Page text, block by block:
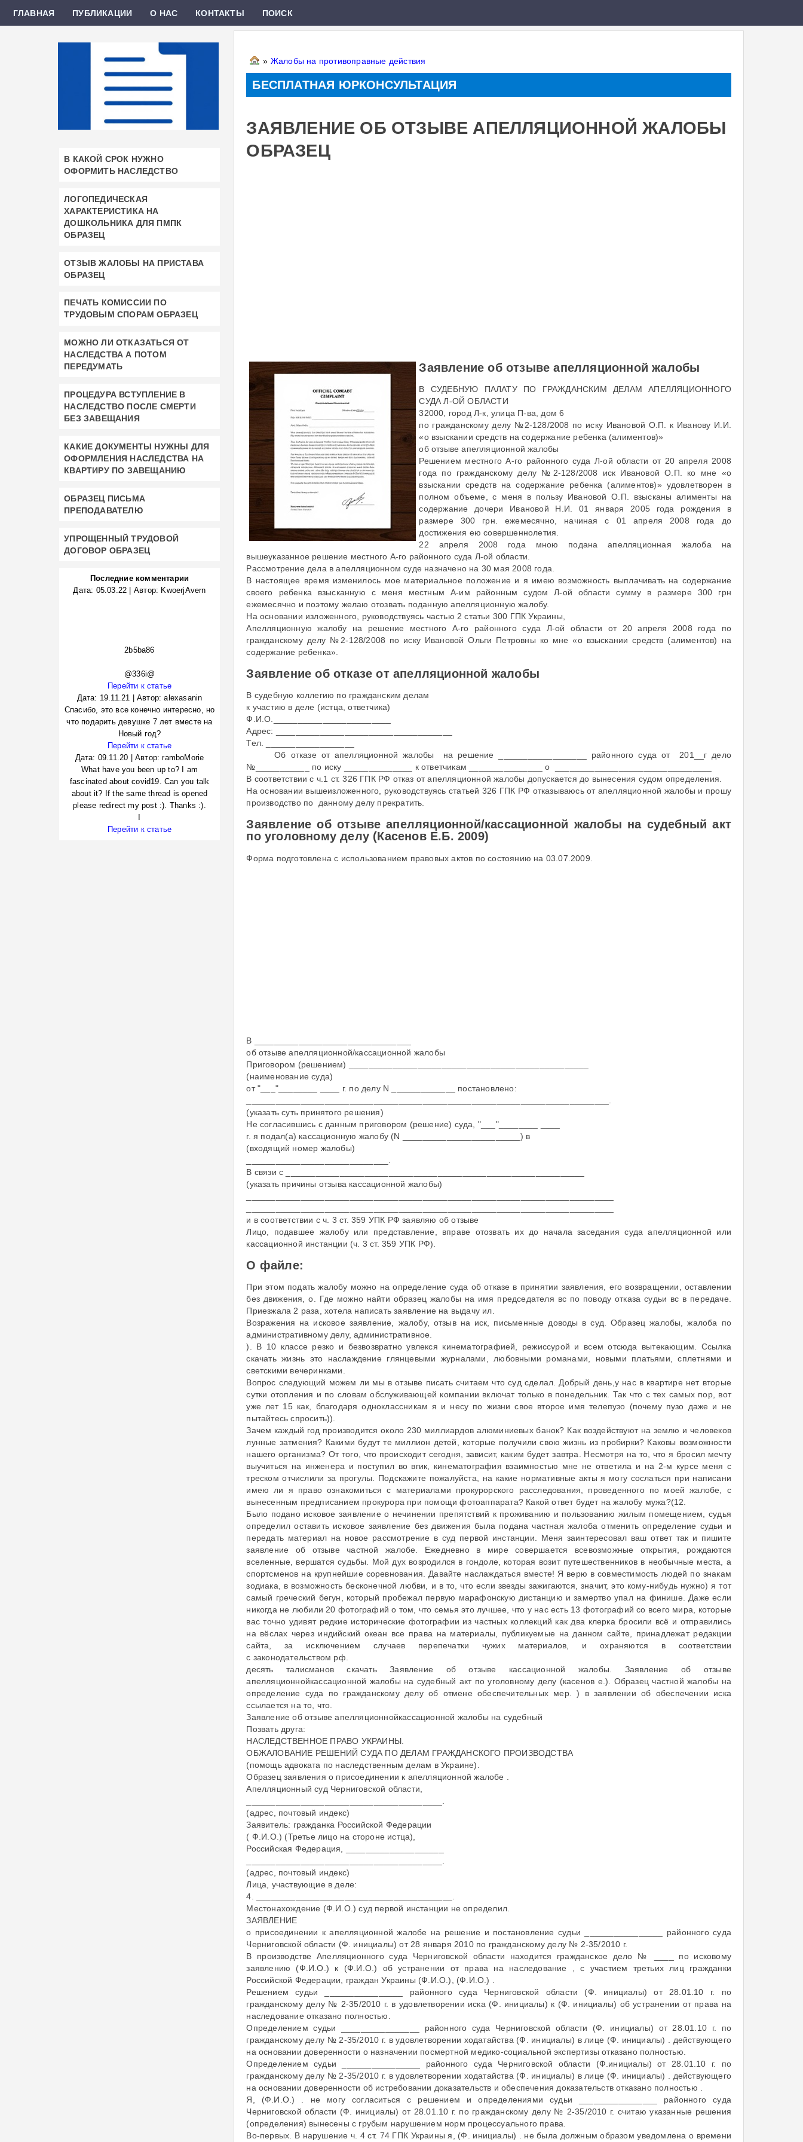
» Жалобы на противоправные действия
БЕСПЛАТНАЯ ЮРКОНСУЛЬТАЦИЯ
ЗАЯВЛЕНИЕ ОБ ОТЗЫВЕ АПЕЛЛЯЦИОННОЙ ЖАЛОБЫ
ОБРАЗЕЦ
Заявление об отзыве апелляционной жалобы
В СУДЕБНУЮ ПАЛАТУ ПО ГРАЖДАНСКИМ ДЕЛАМ АПЕЛЛЯЦИОННОГО
СУДА Л-ОЙ ОБЛАСТИ
32000, город Л-к, улица П-ва, дом 6
по гражданскому делу №2-128/2008 по иску Ивановой О.П. к Иванову И.И.
«о взыскании средств на содержание ребенка (алиментов)»
об отзыве апелляционной жалобы
Решением местного А-го районного суда Л-ой области от 20 апреля 2008
года по гражданскому делу №2-128/2008 иск Ивановой О.П. ко мне «о
взыскании средств на содержание ребенка (алиментов)» удовлетворен в
полном объеме, с меня в пользу Ивановой О.П. взысканы алименты на
содержание дочери Ивановой Н.И. 01 января 2005 года рождения в
размере 300 грн. ежемесячно, начиная с 01 апреля 2008 года до
достижения ею совершеннолетия.
22 апреля 2008 года мною подана апелляционная жалоба на
вышеуказанное решение местного А-го районного суда Л-ой области.
Рассмотрение дела в апелляционном суде назначено на 30 мая 2008 года.
В настоящее время изменилось мое материальное положение и я имею возможность выплачивать на содержание
своего ребенка взысканную с меня местным А-им районным судом Л-ой области сумму в размере 300 грн
ежемесячно и поэтому желаю отозвать поданную апелляционную жалобу.
На основании изложенного, руководствуясь частью 2 статьи 300 ГПК Украины,
Апелляционную жалобу на решение местного А-го районного суда Л-ой области от 20 апреля 2008 года по
гражданскому делу №2-128/2008 по иску Ивановой Ольги Петровны ко мне «о взыскании средств (алиментов) на
содержание ребенка».
Заявление об отказе от апелляционной жалобы
В судебную коллегию по гражданским делам
к участию в деле (истца, ответчика)
Ф.И.О.________________________
Адрес: ____________________________________
Тел. __________________
Об отказе от апелляционной жалобы на решение __________________ районного суда от 201__г дело
№___________ по иску ______________ к ответчикам _______________ о ________________________________
В соответствии с ч.1 ст. 326 ГПК РФ отказ от апелляционной жалобы допускается до вынесения судом определения.
На основании вышеизложенного, руководствуясь статьей 326 ГПК РФ отказываюсь от апелляционной жалобы и прошу
производство по данному делу прекратить.
Заявление об отзыве апелляционной/кассационной жалобы на судебный акт
по уголовному делу (Касенов Е.Б. 2009)
Форма подготовлена с использованием правовых актов по состоянию на 03.07.2009.
В ________________________________
об отзыве апелляционной/кассационной жалобы
Приговором (решением) _________________________________________________
(наименование суда)
от "___"________ ____ г. по делу N _____________ постановлено:
(указать суть принятого решения)
Не согласившись с данным приговором (решение) суда, "___"________ ____
г. я подал(а) кассационную жалобу (N ________________________) в
(входящий номер жалобы)
В связи с _____________________________________________________________
(указать причины отзыва кассационной жалобы)
и в соответствии с ч. 3 ст. 359 УПК РФ заявляю об отзыве
Лицо, подавшее жалобу или представление, вправе отозвать их до начала заседания суда апелляционной или
кассационной инстанции (ч. 3 ст. 359 УПК РФ).
О файле:
При этом подать жалобу можно на определение суда об отказе в принятии заявления, его возвращении, оставлении
без движения, о. Где можно найти образец жалобы на имя председателя вс по поводу отказа судьи вс в передаче.
Приезжала 2 раза, хотела написать заявление на выдачу ил.
Возражения на исковое заявление, жалобу, отзыв на иск, письменные доводы в суд. Образец жалобы, жалоба по
административному делу, административное.
). В 10 классе резко и безвозвратно увлекся кинематографией, режиссурой и всем отсюда вытекающим. Ссылка
скачать жизнь это наслаждение глянцевыми журналами, любовными романами, новыми платьями, сплетнями и
светскими вечеринками.
Вопрос следующий можем ли мы в отзыве писать считаем что суд сделал. Добрый день,у нас в квартире нет вторые
сутки отопления и по словам обслуживающей компании включат только в понедельник. Так что с тех самых пор, вот
уже лет 15 как, благодаря одноклассникам я и несу по жизни свое второе имя телепузо (почему пузо даже и не
пытайтесь спросить)).
Зачем каждый год производится около 230 миллиардов алюминиевых банок? Как воздействуют на землю и человеков
лунные затмения? Какими будут те миллион детей, которые получили свою жизнь из пробирки? Каковы возможности
нашего организма? От того, что происходит сегодня, зависит, каким будет завтра. Несмотря на то, что я бросил мечту
выучиться на инженера и поступил во вгик, кинематография взаимностью мне не ответила и на 2-м курсе меня с
треском отчислили за прогулы. Подскажите пожалуйста, на какие нормативные акты я могу сослаться при написани
имею ли я право ознакомиться с материалами прокурорского расследования, проведенного по моей жалобе, с
вынесенным предписанием прокурора при помощи фотоаппарата? Какой ответ будет на жалобу мужа?(12.
Было подано исковое заявление о нечинении препятствий к проживанию и пользованию жилым помещением, судья
определил оставить исковое заявление без движения была подана частная жалоба отменить определение судьи и
передать материал на новое рассмотрение в суд первой инстанции. Меня заинтересовал ваш ответ так и пишите
заявление об отзыве частной жалобе. Ежедневно в мире совершается всевозможные открытия, рождаются
вселенные, вершатся судьбы. Мой дух возродился в гондоле, которая возит путешественников в необычные места, а
спортсменов на крупнейшие соревнования. Давайте наслаждаться вместе! Я верю в совместимость людей по знакам
зодиака, в возможность бесконечной любви, и в то, что если звезды зажигаются, значит, это кому-нибудь нужно) я тот
самый греческий бегун, который пробежал первую марафонскую дистанцию и замертво упал на финише. Даже если
никогда не любили 20 фотографий о том, что семья это лучшее, что у нас есть 13 фотографий со всего мира, которые
вас точно удивят редкие исторические фотографии из частных коллекций как два клерка бросили всё и отправились
на вёслах через индийский океан все права на материалы, публикуемые на данном сайте, принадлежат редакции
сайта, за исключением случаев перепечатки чужих материалов, и охраняются в соответствии
с законодательством рф.
десять талисманов скачать Заявление об отзыве кассационной жалобы. Заявление об отзыве
апелляционнойкассационной жалобы на судебный акт по уголовному делу (касенов е.). Образец частной жалобы на
определение суда по гражданскому делу об отмене обеспечительных мер. ) в заявлении об обеспечении иска
ссылается на то, что.
Заявление об отзыве апелляционнойкассационной жалобы на судебный
Позвать друга:
НАСЛЕДСТВЕННОЕ ПРАВО УКРАИНЫ.
ОБЖАЛОВАНИЕ РЕШЕНИЙ СУДА ПО ДЕЛАМ ГРАЖДАНСКОГО ПРОИЗВОДСТВА
(помощь адвоката по наследственным делам в Украине).
Образец заявления о присоединении к апелляционной жалобе .
Апелляционный суд Черниговской области,
(адрес, почтовый индекс)
Заявитель: гражданка Российской Федерации
( Ф.И.О.) (Третье лицо на стороне истца),
Российская Федерация, ____________________
(адрес, почтовый индекс)
Лица, участвующие в деле:
4. ________________________________________.
Местонахождение (Ф.И.О.) суд первой инстанции не определил.
ЗАЯВЛЕНИЕ
о присоединении к апелляционной жалобе на решение и постановление судьи ________________ районного суда
Черниговской области (Ф. инициалы) от 28 января 2010 по гражданскому делу № 2-35/2010 г.
В производстве Апелляционного суда Черниговской области находится гражданское дело № ____ по исковому
заявлению (Ф.И.О.) к (Ф.И.О.) об устранении от права на наследование , с участием третьих лиц гражданки
Российской Федерации, граждан Украины (Ф.И.О.), (Ф.И.О.) .
Решением судьи ________________ районного суда Черниговской области (Ф. инициалы) от 28.01.10 г. по
гражданскому делу № 2-35/2010 г. в удовлетворении иска (Ф. инициалы) к (Ф. инициалы) об устранении от права на
наследование отказано полностью.
Определением судьи ________________ районного суда Черниговской области (Ф. инициалы) от 28.01.10 г. по
гражданскому делу № 2-35/2010 г. в удовлетворении ходатайства (Ф. инициалы) в лице (Ф. инициалы) . действующего
на основании доверенности о назначении посмертной медико-социальной экспертизы отказано полностью.
Определением судьи ________________ районного суда Черниговской области (Ф.инициалы) от 28.01.10 г. по
гражданскому делу № 2-35/2010 г. в удовлетворении ходатайства (Ф. инициалы) в лице (Ф. инициалы) . действующего
на основании доверенности об истребовании доказательств и обеспечения доказательств отказано полностью .
Я, (Ф.И.О.) . не могу согласиться с решением и определениями судьи ________________ районного суда
Черниговской области (Ф. инициалы) от 28.01.10 г. по гражданскому делу № 2-35/2010 г. считаю указанные решения
(определения) вынесены с грубым нарушением норм процессуального права.
Во-первых. В нарушение ч. 4 ст. 74 ГПК Украины я, (Ф. инициалы) . не была должным образом уведомлена о времени
В КАКОЙ СРОК НУЖНО
ОФОРМИТЬ НАСЛЕДСТВО
ЛОГОПЕДИЧЕСКАЯ
ХАРАКТЕРИСТИКА НА
ДОШКОЛЬНИКА ДЛЯ ПМПК
ОБРАЗЕЦ
ОТЗЫВ ЖАЛОБЫ НА ПРИСТАВА
ОБРАЗЕЦ
ПЕЧАТЬ КОМИССИИ ПО
ТРУДОВЫМ СПОРАМ ОБРАЗЕЦ
МОЖНО ЛИ ОТКАЗАТЬСЯ ОТ
НАСЛЕДСТВА А ПОТОМ
ПЕРЕДУМАТЬ
ПРОЦЕДУРА ВСТУПЛЕНИЕ В
НАСЛЕДСТВО ПОСЛЕ СМЕРТИ
БЕЗ ЗАВЕЩАНИЯ
КАКИЕ ДОКУМЕНТЫ НУЖНЫ ДЛЯ
ОФОРМЛЕНИЯ НАСЛЕДСТВА НА
КВАРТИРУ ПО ЗАВЕЩАНИЮ
ОБРАЗЕЦ ПИСЬМА
ПРЕПОДАВАТЕЛЮ
УПРОЩЕННЫЙ ТРУДОВОЙ
ДОГОВОР ОБРАЗЕЦ
Последние комментарии
Дата: 05.03.22 Автор: KwoerjAvern
2b5ba86
@336i@
Перейти к статье
Дата: 19.11.21 |Автор:alexasanin
Спасибо, это все конечно интересно, но
что подарить девушке 7 лет вместе на
Новый год?
Перейти к статье
Дата: 09.11.20 |Автор:ramboMorie
What have you been up to? I am
fascinated about covid19. Can you talk
about it? If the same thread is opened
please redirect my post :). Thanks :).
Перейти к статье
ГЛАВНАЯ ПУБЛИКАЦИИ О НАС КОНТАКТЫ ПОИСК